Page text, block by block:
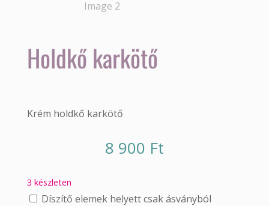
Holdkő karkötő
Krém holdkő karkötő
8 900 Ft
3 készleten
Díszítő elemek helyett csak ásványból